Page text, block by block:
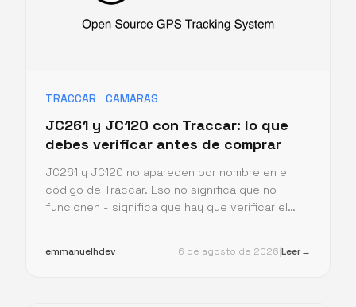
TRACCAR CAMARAS
JC261 y JC120 con Traccar: lo que
debes verificar antes de comprar
JC261 y JC120 no aparecen por nombre en el
código de Traccar. Eso no significa que no
funcionen - significa que hay que verificar el
emmanuelhdev 6 de agosto de 2026 Leer→